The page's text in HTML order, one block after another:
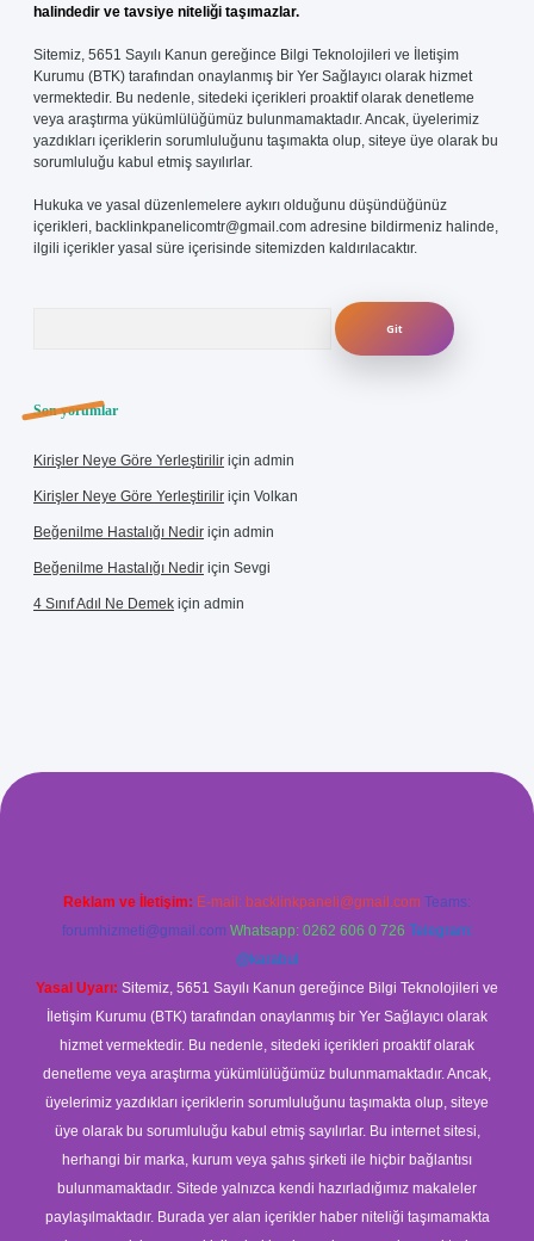
halindedir ve tavsiye niteliği taşımazlar.
Sitemiz, 5651 Sayılı Kanun gereğince Bilgi Teknolojileri ve İletişim
Kurumu (BTK) tarafından onaylanmış bir Yer Sağlayıcı olarak hizmet
vermektedir. Bu nedenle, sitedeki içerikleri proaktif olarak denetleme
veya araştırma yükümlülüğümüz bulunmamaktadır. Ancak, üyelerimiz
yazdıkları içeriklerin sorumluluğunu taşımakta olup, siteye üye olarak bu
sorumluluğu kabul etmiş sayılırlar.
Hukuka ve yasal düzenlemelere aykırı olduğunu düşündüğünüz
içerikleri, backlinkpanelicomtr@gmail.com adresine bildirmeniz halinde,
ilgili içerikler yasal süre içerisinde sitemizden kaldırılacaktır.
Son yorumlar
Kirişler Neye Göre Yerleştirilir için admin
Kirişler Neye Göre Yerleştirilir için Volkan
Beğenilme Hastalığı Nedir için admin
Beğenilme Hastalığı Nedir için Sevgi
4 Sınıf Adıl Ne Demek için admin
Reklam ve İletişim: E-mail: backlinkpaneli@gmail.com Teams:
forumhizmeti@gmail.com Whatsapp: 0262 606 0 726 Telegram:
@karabul
Yasal Uyarı: Sitemiz, 5651 Sayılı Kanun gereğince Bilgi Teknolojileri ve
İletişim Kurumu (BTK) tarafından onaylanmış bir Yer Sağlayıcı olarak
hizmet vermektedir. Bu nedenle, sitedeki içerikleri proaktif olarak
denetleme veya araştırma yükümlülüğümüz bulunmamaktadır. Ancak,
üyelerimiz yazdıkları içeriklerin sorumluluğunu taşımakta olup, siteye
üye olarak bu sorumluluğu kabul etmiş sayılırlar. Bu internet sitesi,
herhangi bir marka, kurum veya şahıs şirketi ile hiçbir bağlantısı
bulunmamaktadır. Sitede yalnızca kendi hazırladığımız makaleler
paylaşılmaktadır. Burada yer alan içerikler haber niteliği taşımamakta